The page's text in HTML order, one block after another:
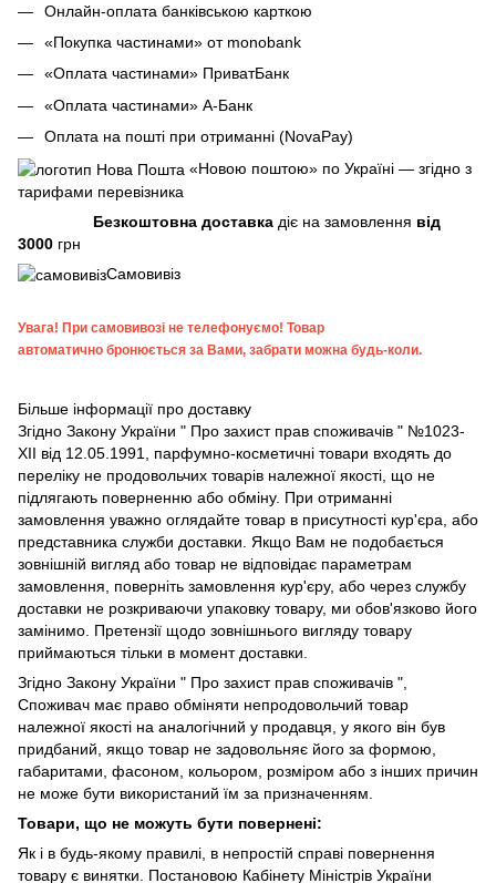
Онлайн-оплата банківською карткою
«Покупка частинами» от monobank
«Оплата частинами» ПриватБанк
«Оплата частинами» А-Банк
Оплата на пошті при отриманні (NovaPay)
«Новою поштою» по Україні — згідно з
тарифами перевізника
Безкоштовна доставка діє на замовлення від
3000 грн
Самовивіз
Увага! При самовивозі не телефонуємо! Товар
автоматично бронюється за Вами, забрати можна будь-коли.
Більше інформації про доставку
Згідно Закону України " Про захист прав споживачів " №1023-
XII від 12.05.1991, парфумно-косметичні товари входять до
переліку не продовольчих товарів належної якості, що не
підлягають поверненню або обміну. При отриманні
замовлення уважно оглядайте товар в присутності кур'єра, або
представника служби доставки. Якщо Вам не подобається
зовнішній вигляд або товар не відповідає параметрам
замовлення, поверніть замовлення кур'єру, або через службу
доставки не розкриваючи упаковку товару, ми обов'язково його
замінимо. Претензії щодо зовнішнього вигляду товару
приймаються тільки в момент доставки.
Згідно Закону України " Про захист прав споживачів ",
Споживач має право обміняти непродовольчий товар
належної якості на аналогічний у продавця, у якого він був
придбаний, якщо товар не задовольняє його за формою,
габаритами, фасоном, кольором, розміром або з інших причин
не може бути використаний їм за призначенням.
Товари, що не можуть бути повернені:
Як і в будь-якому правилі, в непростій справі повернення
товару є винятки. Постановою Кабінету Міністрів України